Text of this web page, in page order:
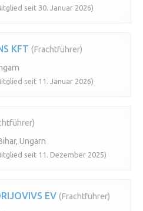
seit 30. Januar 2026)
KFT (Frachtführer)
seit 11. Januar 2026)
Ungarn
seit 11. Dezember 2025)
EV (Frachtführer)